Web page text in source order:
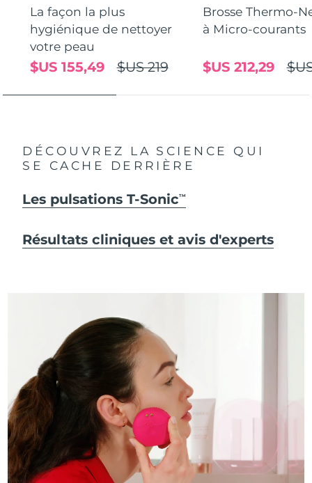
La façon la plus
hygiénique de nettoyer
votre peau
$US 219
$US 155,49
Brosse Thermo-
à Micro-courants
$US 212,29
DÉCOUVREZ LA SCIENCE QUI
SE CACHE DERRIÈRE
Les pulsations T-SonicTM
Résultats cliniques et avis d'experts